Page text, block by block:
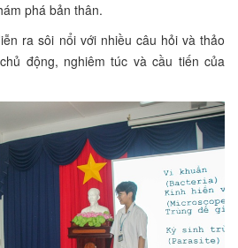
phá bản thân.
ra sôi nổi với nhiều câu hỏi và thảo
động, nghiêm túc và cầu tiến của